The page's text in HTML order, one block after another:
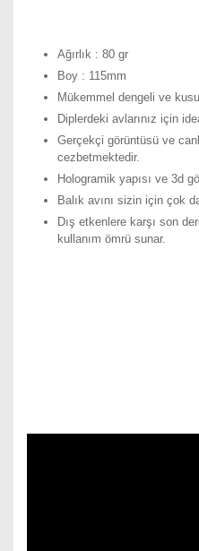
Ağırlık : 80 gr
Boy : 115mm
Mükemmel dengeli ve
Diplerdeki avlarınız için
Gerçekçi görüntüsü ve
cezbetmektedir.
Hologramik yapısı ve 3d
Balık avını sizin için çok
Dış etkenlere karşı son
kullanım ömrü sunar.